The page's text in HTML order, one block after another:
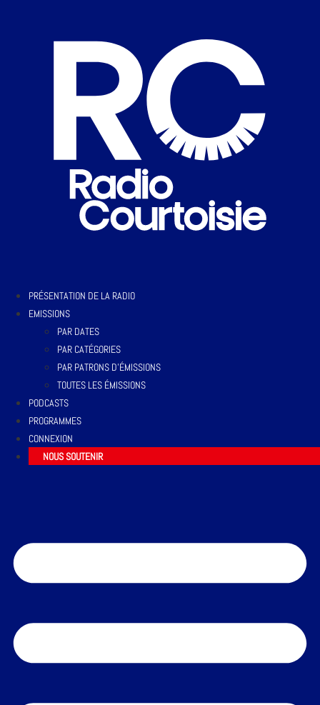
PRÉSENTATION DE LA RADIO
EMISSIONS
PAR DATES
PAR CATÉGORIES
PAR PATRONS D’ÉMISSIONS
TOUTES LES ÉMISSIONS
PODCASTS
PROGRAMMES
CONNEXION
NOUS SOUTENIR